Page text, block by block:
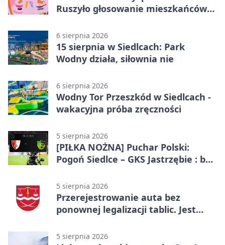
Ruszyło głosowanie mieszkańców
6 sierpnia 2026
15 sierpnia w Siedlcach: Park
Wodny działa, siłownia nie
6 sierpnia 2026
Wodny Tor Przeszkód w Siedlcach -
wakacyjna próba zręczności
5 sierpnia 2026
[PIŁKA NOŻNA] Puchar Polski:
Pogoń Siedlce – GKS Jastrzębie : bez
5 sierpnia 2026
Przerejestrowanie auta bez
ponownej legalizacji tablic. Jest
5 sierpnia 2026